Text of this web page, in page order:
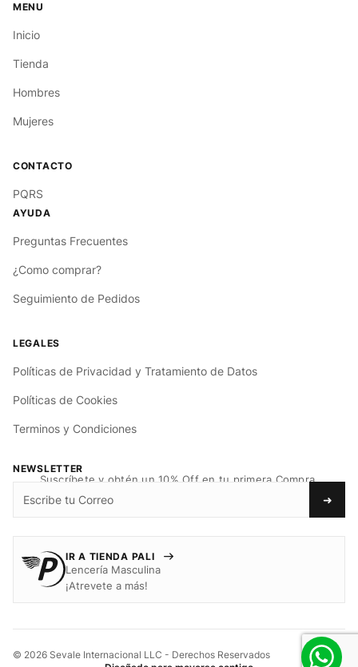
Inicio
Tienda
Hombres
Mujeres
PQRS
Preguntas Frecuentes
¿Como comprar?
Seguimiento de Pedidos
Políticas de Privacidad y Tratamiento de Datos
Políticas de Cookies
Terminos y Condiciones
NEWSLETTER
Suscríbete y obtén un 10% Off en tu primera Compra.
➜
IR A TIENDA PALI
Lencería Masculina
¡Atrevete a más!
© 2026 Sevale Internacional LLC - Derechos Reservados